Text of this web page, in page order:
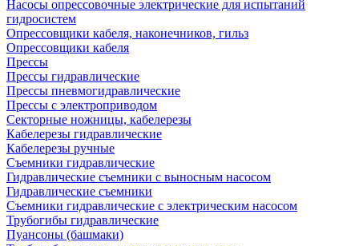
Насосы опрессовочные электрические для испытаний
гидросистем
Опрессовщики кабеля, наконечников, гильз
Опрессовщики кабеля
Прессы
Прессы гидравлические
Прессы пневмогидравлические
Прессы с электроприводом
Секторные ножницы, кабелерезы
Кабелерезы гидравлические
Кабелерезы ручные
Съемники гидравлические
Гидравлические cъемники с выносным насосом
Гидравлические съемники
Съемники гидравлические с электрическим насосом
Трубогибы гидравлические
Пуансоны (башмаки)